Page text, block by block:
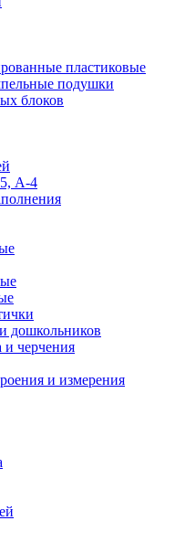
пластиковые
подушки
блоков
А-4
дошкольников
черчения
и измерения